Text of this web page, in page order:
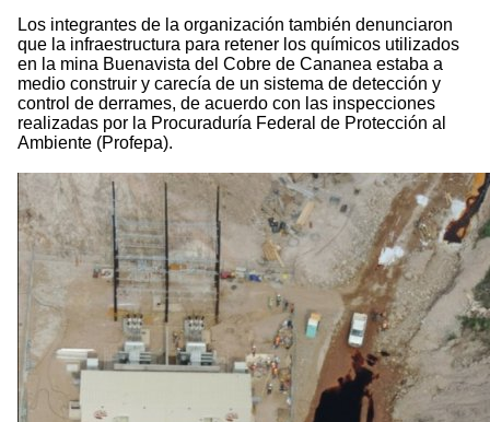
Los integrantes de la organización también denunciaron
que la infraestructura para retener los químicos utilizados
en la mina Buenavista del Cobre de Cananea estaba a
medio construir y carecía de un sistema de detección y
control de derrames, de acuerdo con las inspecciones
realizadas por la Procuraduría Federal de Protección al
Ambiente (Profepa).